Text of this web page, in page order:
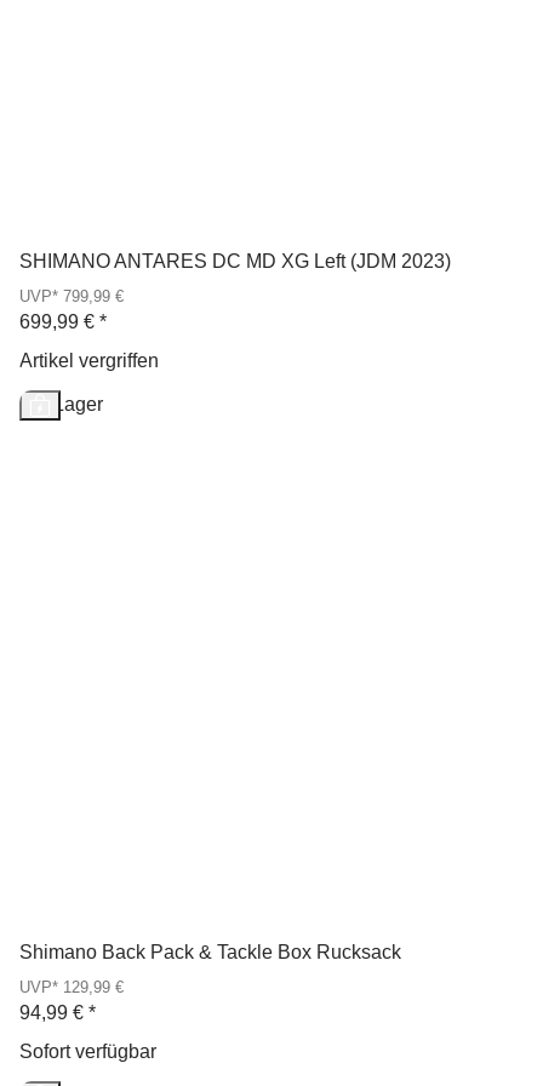
SHIMANO ANTARES DC MD XG Left (JDM 2023)
UVP* 799,99 €
699,99 € *
Artikel vergriffen
Auf Lager
Shimano Back Pack & Tackle Box Rucksack
UVP* 129,99 €
94,99 € *
Sofort verfügbar